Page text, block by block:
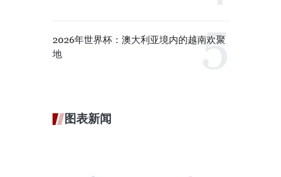
2026年世界杯：澳大利亚境内的越南欢聚
地
图表新闻